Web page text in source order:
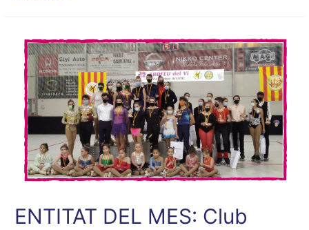
Associació
de
Veïns
Districte
Barri
Centre
ENTITAT DEL MES: Club